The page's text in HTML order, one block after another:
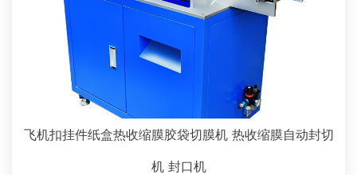
飞机扣挂件纸盒热收缩膜胶袋切膜机 热收缩膜自动封切
机 封口机